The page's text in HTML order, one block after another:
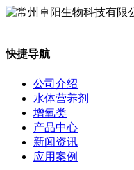
快捷导航
公司介绍
水体营养剂
增氧类
产品中心
新闻资讯
应用案例